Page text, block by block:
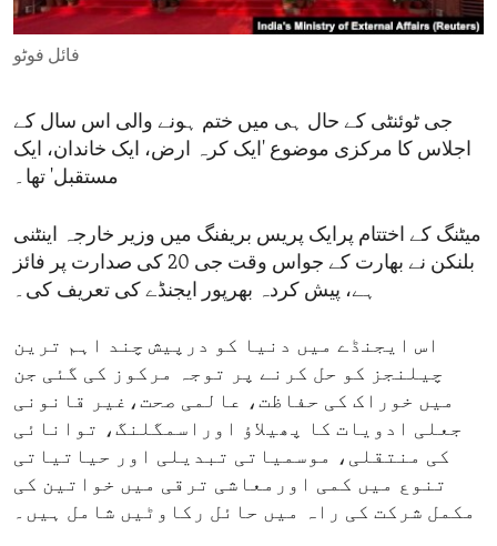
ENVIRONMENT AND HEALTH
IDEALS AND INSTITUTIONS
فائل فوٹو
جی ٹوئنٹی کے حال ہی میں ختم ہونے والی اس سال کے
اجلاس کا مرکزی موضوع 'ایک کرہ ارض، ایک خاندان، ایک
مستقبل' تھا۔
میٹنگ کے اختتام پرایک پریس بریفنگ میں وزیر خارجہ اینٹنی
بلنکن نے بھارت کے جواس وقت جی 20 کی صدارت پر فائز
ہے، پیش کردہ بھرپور ایجنڈے کی تعریف کی۔
اس ایجنڈے میں دنیا کو درپیش چند اہم ترین
چیلنجز کو حل کرنے پر توجہ مرکوز کی گئی جن
میں خوراک کی حفاظت، عالمی صحت،غیر قانونی
جعلی ادویات کا پھیلاؤ اوراسمگلنگ، توانائی
کی منتقلی، موسمیاتی تبدیلی اور حیاتیاتی
تنوع میں کمی اورمعاشی ترقی میں خواتین کی
مکمل شرکت کی راہ میں حائل رکاوٹیں شامل ہیں۔